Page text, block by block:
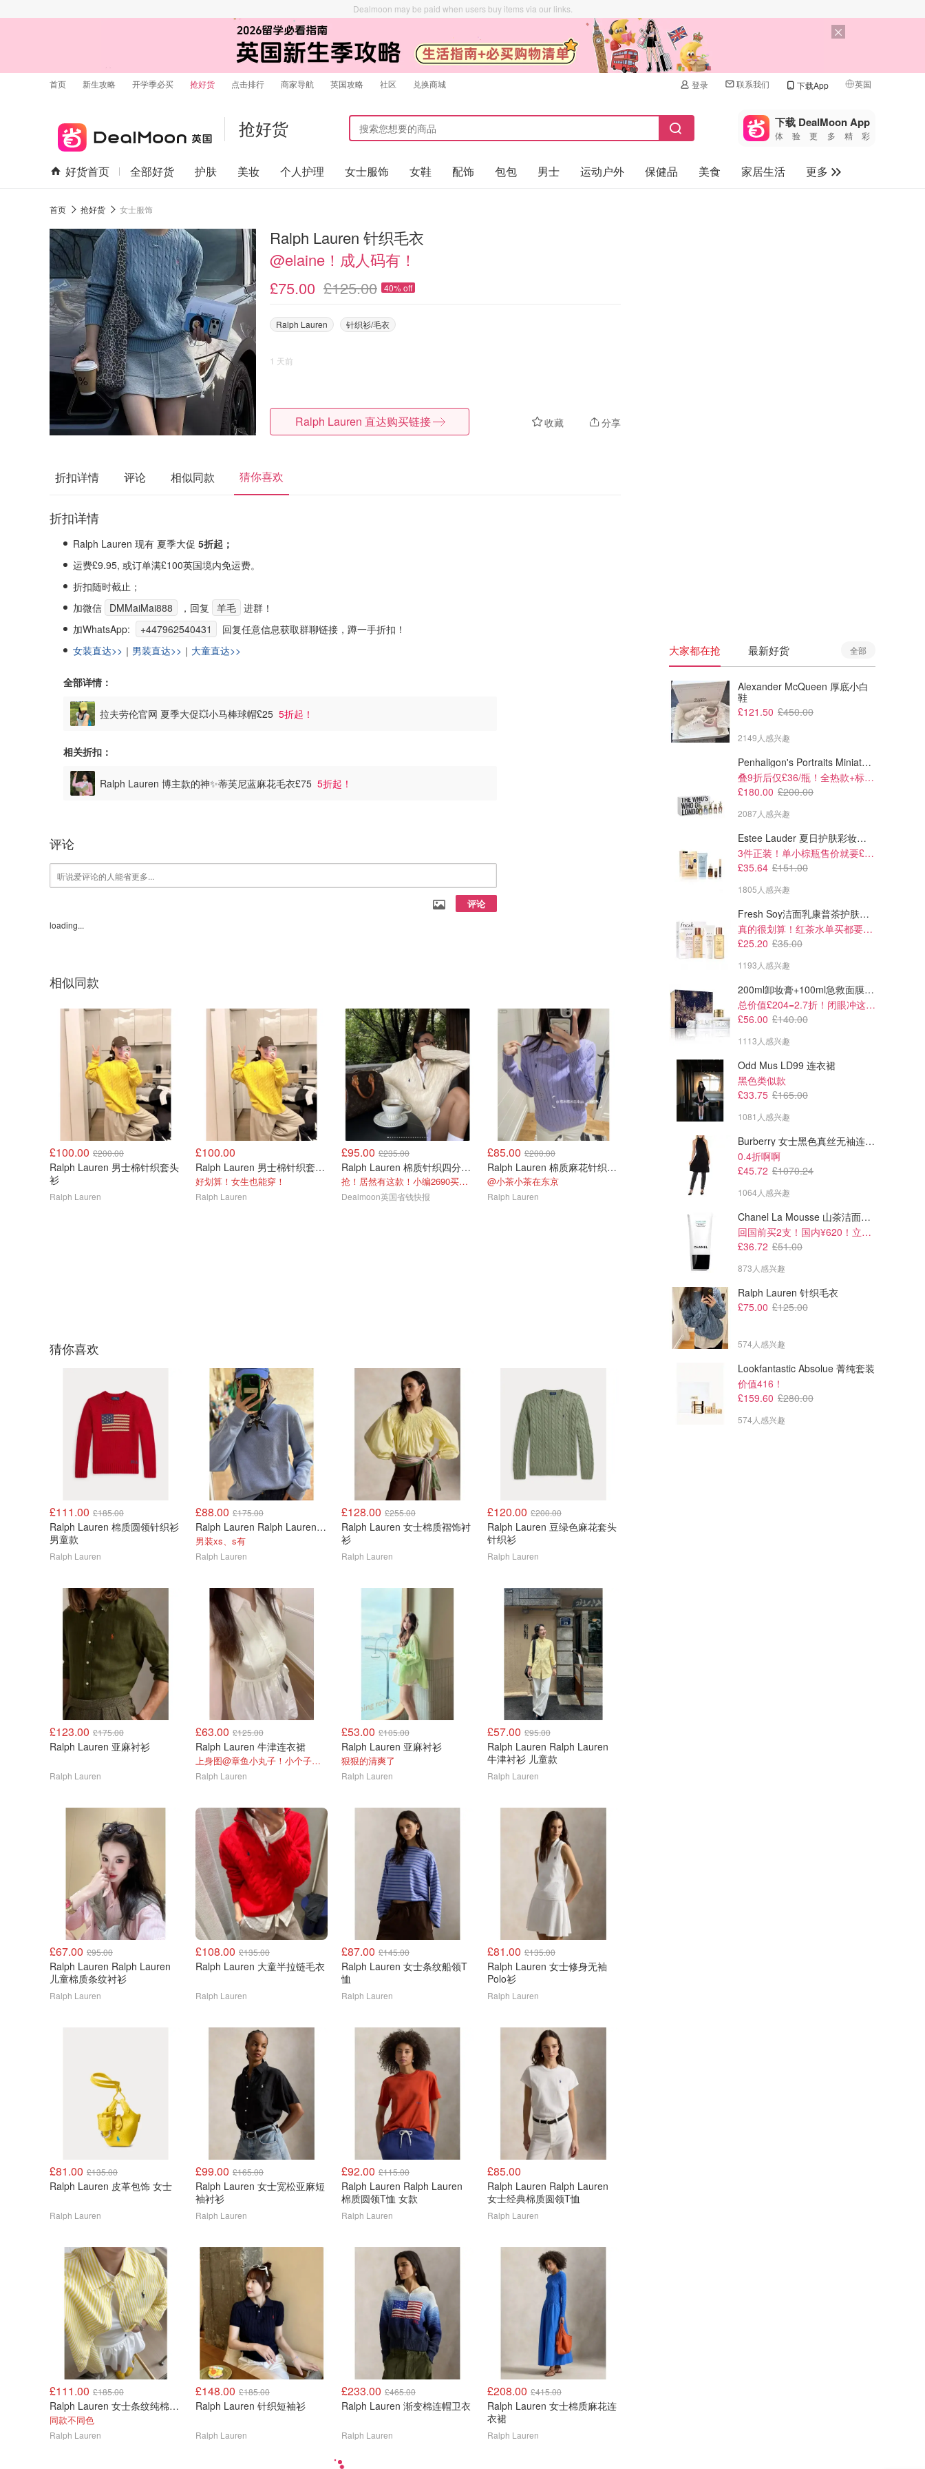
Dealmoon may be paid when users buy items via our links.
首页 新生攻略 开学季必买 抢好货 点击排行 商家导航 英国攻略 社区 兑换商城 登录 联系我们 下载App 英国
🇺🇸
🇨🇳 中国
🇨🇦加拿大
抢好货 下载 DealMoon App
体验更多精彩
好货首页 全部好货 护肤 美妆 个人护理 女士服饰 女鞋 配饰 包包 男士 运动户外 保健品 美食 家居生活
更多
首页 抢好货 女士服饰
Ralph Lauren 针织毛衣
@elaine！成人码有！
£75.00 £125.00 40% off
Ralph Lauren 针织衫/毛衣
1 天前
收藏 分享
Ralph Lauren 直达购买链接
折扣详情 评论 相似同款 猜你喜欢
折扣详情
Ralph Lauren 现有 夏季大促 5折起 ；
运费£9.95, 或订单满£100英国境内免运费。
折扣随时截止；
加微信 DMMaiMai888 ，回复 羊毛 进群！
加WhatsApp:
+447962540431
回复任意信息获取群聊链接，蹲一手折扣！
女装直达>> ｜ 男装直达>> ｜ 大童直达>>
全部详情：
拉夫劳伦官网 夏季大促💥小马棒球帽£25 5折起！
相关折扣：
Ralph Lauren 博主款的神✨蒂芙尼蓝麻花毛衣£75 5折起！
评论
评论
loading...
相似同款
£100.00 £200.00
Ralph Lauren 男士棉针织套头
衫
Ralph Lauren
£100.00
Ralph Lauren 男士棉针织套头衫
好划算！女生也能穿！
Ralph Lauren
£95.00 £235.00
Ralph Lauren 棉质针织四分拉链毛衣
抢！居然有这款！小编2690买的！！
Dealmoon英国省钱快报
£85.00 £200.00
Ralph Lauren 棉质麻花针织套头衫
@小茶小茶在东京
Ralph Lauren
£200.00
Ralph Lauren 棉麻花针织套头衫
降价啦@阿瑶是阿瑶啊
£85.00
Ralph Lauren
猜你喜欢
£111.00 £185.00
Ralph Lauren 棉质圆领针织衫
男童款
Ralph Lauren
£88.00 £175.00
Ralph Lauren Ralph Lauren 奢华棉质四分拉链套头衫
男装xs、s有
Ralph Lauren
£128.00 £255.00
Ralph Lauren 女士棉质褶饰衬
衫
Ralph Lauren
£120.00 £200.00
Ralph Lauren 豆绿色麻花套头
针织衫
Ralph Lauren
£123.00 £175.00
Ralph Lauren 亚麻衬衫
Ralph Lauren
£63.00 £125.00
Ralph Lauren 牛津连衣裙
上身图@章鱼小丸子！小个子能穿
Ralph Lauren
£53.00 £105.00
Ralph Lauren 亚麻衬衫
狠狠的清爽了
Ralph Lauren
£57.00 £95.00
Ralph Lauren Ralph Lauren
牛津衬衫 儿童款
Ralph Lauren
£67.00 £95.00
Ralph Lauren Ralph Lauren
儿童棉质条纹衬衫
Ralph Lauren
£108.00 £135.00
Ralph Lauren 大童半拉链毛衣
Ralph Lauren
£87.00 £145.00
Ralph Lauren 女士条纹船领T
恤
Ralph Lauren
£81.00 £135.00
Ralph Lauren 女士修身无袖
Polo衫
Ralph Lauren
£81.00 £135.00
Ralph Lauren 皮革包饰 女士
Ralph Lauren
£99.00 £165.00
Ralph Lauren 女士宽松亚麻短
袖衬衫
Ralph Lauren
£92.00 £115.00
Ralph Lauren Ralph Lauren
棉质圆领T恤 女款
Ralph Lauren
£85.00
Ralph Lauren Ralph Lauren
女士经典棉质圆领T恤
Ralph Lauren
£111.00 £185.00
Ralph Lauren 女士条纹纯棉衬衫
同款不同色
Ralph Lauren
£148.00 £185.00
Ralph Lauren 针织短袖衫
Ralph Lauren
£233.00 £465.00
Ralph Lauren 渐变棉连帽卫衣
Ralph Lauren
£208.00 £415.00
Ralph Lauren 女士棉质麻花连
衣裙
Ralph Lauren
大家都在抢 最新好货 全部
Alexander McQueen 厚底小白
鞋
£121.50 £450.00
2149人感兴趣
Penhaligon's Portraits Miniature Collection 香氛套装 5瓶装
叠9折后仅£36/瓶！全热款+标志性兽首头
£180.00 £200.00
2087人感兴趣
Estee Lauder 夏日护肤彩妆礼盒
3件正装！单小棕瓶售价就要£65！
£35.64 £151.00
1805人感兴趣
Fresh Soy洁面乳康普茶护肤套装 100ml
真的很划算！红茶水单买都要£35！
£25.20 £35.00
1193人感兴趣
200ml卸妆膏+100ml急救面膜+面霜+洁颜布
总价值£204=2.7折！闭眼冲这套！
£56.00 £140.00
1113人感兴趣
Odd Mus LD99 连衣裙
黑色类似款
£33.75 £165.00
1081人感兴趣
Burberry 女士黑色真丝无袖连衣裙
0.4折啊啊
£45.72 £1070.24
1064人感兴趣
Chanel La Mousse 山茶洁面乳 150ml
回国前买2支！国内¥620！立省近一半！
£36.72 £51.00
873人感兴趣
Ralph Lauren 针织毛衣
£75.00 £125.00
574人感兴趣
Lookfantastic Absolue 菁纯套装
价值416！
£159.60 £280.00
574人感兴趣